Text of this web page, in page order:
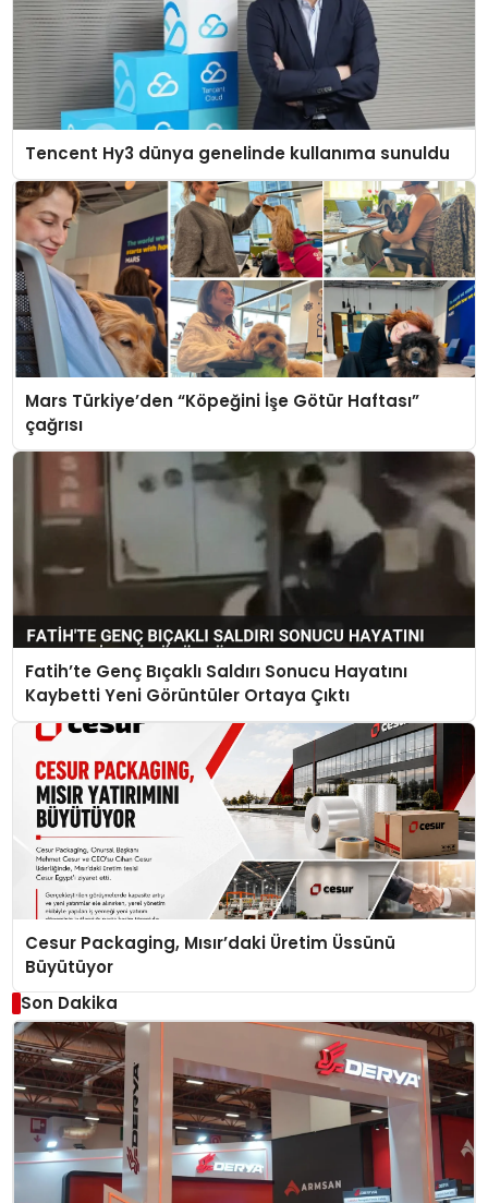
Tencent Hy3 dünya genelinde kullanıma sunuldu
Mars Türkiye’den “Köpeğini İşe Götür Haftası”
çağrısı
Fatih’te Genç Bıçaklı Saldırı Sonucu Hayatını
Kaybetti Yeni Görüntüler Ortaya Çıktı
Cesur Packaging, Mısır’daki Üretim Üssünü
Büyütüyor
Son Dakika